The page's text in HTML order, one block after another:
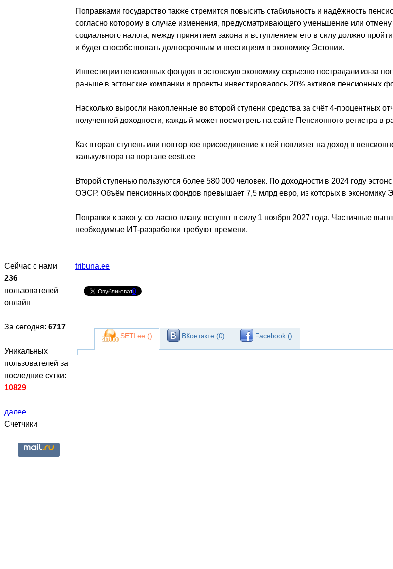
Сейчас с нами
236
пользователей
онлайн
За сегодня: 6717
Уникальных
пользователей за
последние сутки:
10829
далее...
Счетчики
Поправками государство также стремится повысить стабильность и надёжность
согласно которому в случае изменения, предусматривающего уменьшение или отмену
социального налога, между принятием закона и вступлением его в силу должно
и будет способствовать долгосрочным инвестициям в экономику Эстонии.
Инвестиции пенсионных фондов в эстонскую экономику серьёзно пострадали из-за
раньше в эстонские компании и проекты инвестировалось 20% активов пенсионных
Насколько выросли накопленные во второй ступени средства за счёт 4-процентных
полученной доходности, каждый может посмотреть на сайте Пенсионного регистра в
Как вторая ступень или повторное присоединение к ней повлияет на доход в
калькулятора на портале eesti.ee
Второй ступенью пользуются более 580 000 человек. По доходности в 2024 году
ОЭСР. Объём пенсионных фондов превышает 7,5 млрд евро, из которых в экономику
Поправки к закону, согласно плану, вступят в силу 1 ноября 2027 года. Частичные
необходимые ИТ-разработки требуют времени.
tribuna.ee
0
SETI.ee () ВКонтакте (0) Facebook ()